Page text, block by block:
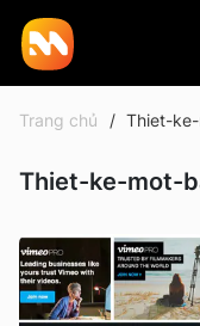
Trang chủ Thiet-
Thiet-ke-mot-